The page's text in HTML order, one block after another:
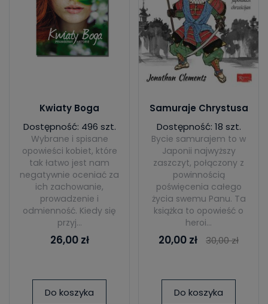
Kwiaty Boga
Dostępność: 496 szt.
Wybrane i spisane
opowieści kobiet, które
tak łatwo jest nam
negatywnie oceniać za
ich zachowanie,
prowadzenie i
odmienność. Kiedy się
przyj...
26,00 zł
Do koszyka
Samuraje Chrystusa
Dostępność: 18 szt.
Bycie samurajem to w
Japonii najwyższy
zaszczyt, połączony z
powinnością
poświęcenia całego
życia swemu Panu. Ta
książka to opowieść o
heroi...
20,00 zł 30,00 zł
Do koszyka